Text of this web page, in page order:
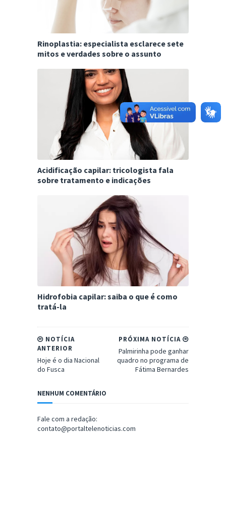
Rinoplastia: especialista esclarece sete
mitos e verdades sobre o assunto
Acidificação capilar: tricologista fala
sobre tratamento e indicações
Hidrofobia capilar: saiba o que é como
tratá-la
PRÓXIMA NOTÍCIA
Palmirinha pode ganhar
quadro no programa de
Fátima Bernardes
NOTÍCIA
ANTERIOR
Hoje é o dia Nacional
do Fusca
NENHUM COMENTÁRIO
Fale com a redação:
contato@portaltelenoticias.com